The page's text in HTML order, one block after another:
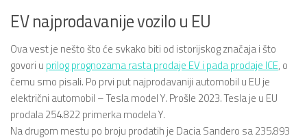
EV najprodavanije vozilo u EU
Ova vest je nešto što će svkako biti od istorijskog značaja i što
govori u prilog prognozama rasta prodaje EV i pada prodaje ICE, o
čemu smo pisali. Po prvi put najprodavaniji automobil u EU je
električni automobil – Tesla model Y. Prošle 2023. Tesla je u EU
prodala 254.822 primerka modela Y.
Na drugom mestu po broju prodatih je Dacia Sandero sa 235.893